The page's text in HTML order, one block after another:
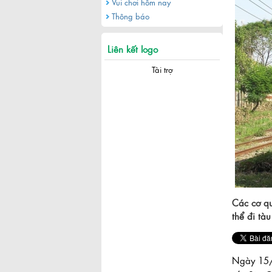
Các cơ
thể đi
Ngày
Thông báo
Liên kết logo
Tài trợ